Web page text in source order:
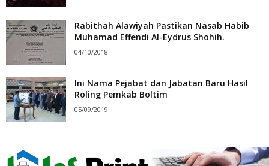
Rabithah Alawiyah Pastikan Nasab Habib
Muhamad Effendi Al-Eydrus Shohih.
04/10/2018
Ini Nama Pejabat dan Jabatan Baru Hasil
Roling Pemkab Boltim
05/09/2019